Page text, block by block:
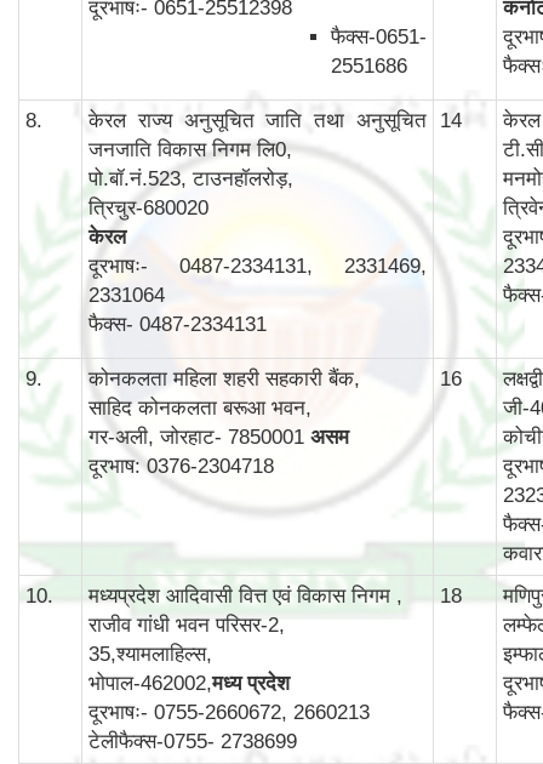
दूरभाषः- 0651-25512398
फैक्स-0651-
2551686
8.
केरल राज्य अनुसूचित जाति तथा अनुसूचित
जनजाति विकास निगम लि0,
पो.बॉ.नं.523, टाउनहॉलरोड़,
त्रिचुर-680020
केरल
दूरभाषः- 0487-2334131, 2331469,
2331064
फैक्स- 0487-2334131
14
केरल
9.
कोनकलता महिला शहरी सहकारी बैंक,
साहिद कोनकलता बरूआ भवन,
गर-अली, जोरहाट- 7850001 असम
दूरभाष: 0376-2304718
16
जी-
10.
मध्यप्रदेश आदिवासी वित्त एवं विकास निगम ,
राजीव गांधी भवन परिसर-2,
35,श्यामलाहिल्स,
भोपाल-462002,मध्य प्रदेश
दूरभाषः- 0755-2660672, 2660213
टेलीफैक्स-0755- 2738699
18